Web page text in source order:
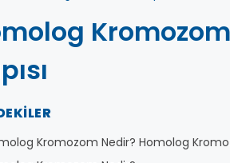
Kromozom Nedir? Homolog